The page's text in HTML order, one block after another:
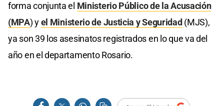
forma conjunta el Ministerio Público de la Acusación
(MPA) yel Ministerio de Justicia y Seguridad (MJS),
ya son 39 los asesinatos registrados en lo que va del
año en el departamento Rosario.